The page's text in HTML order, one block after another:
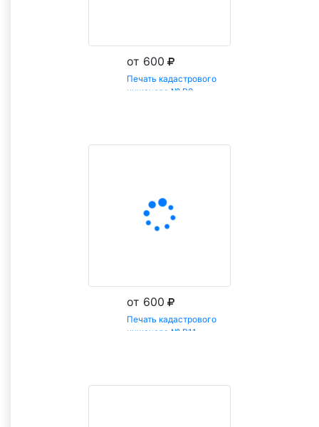
от 600
Печать кадастрового
инженера № Р8
от 600
Печать кадастрового
инженера № Р11